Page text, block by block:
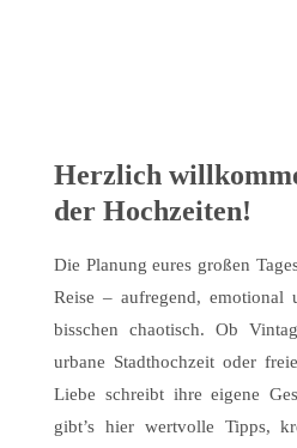
Herzlich
der Hochzeiten!
Die Planung eures großen
Reise – aufregend, emotional
bisschen chaotisch. Ob
urbane Stadthochzeit oder
Liebe schreibt ihre eigene
gibt’s hier wertvolle Tipps,